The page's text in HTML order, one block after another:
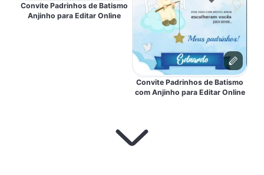
Convite Padrinhos de Batismo
Anjinho para Editar Online
Convite Padrinhos de Batismo
com Anjinho para Editar Online